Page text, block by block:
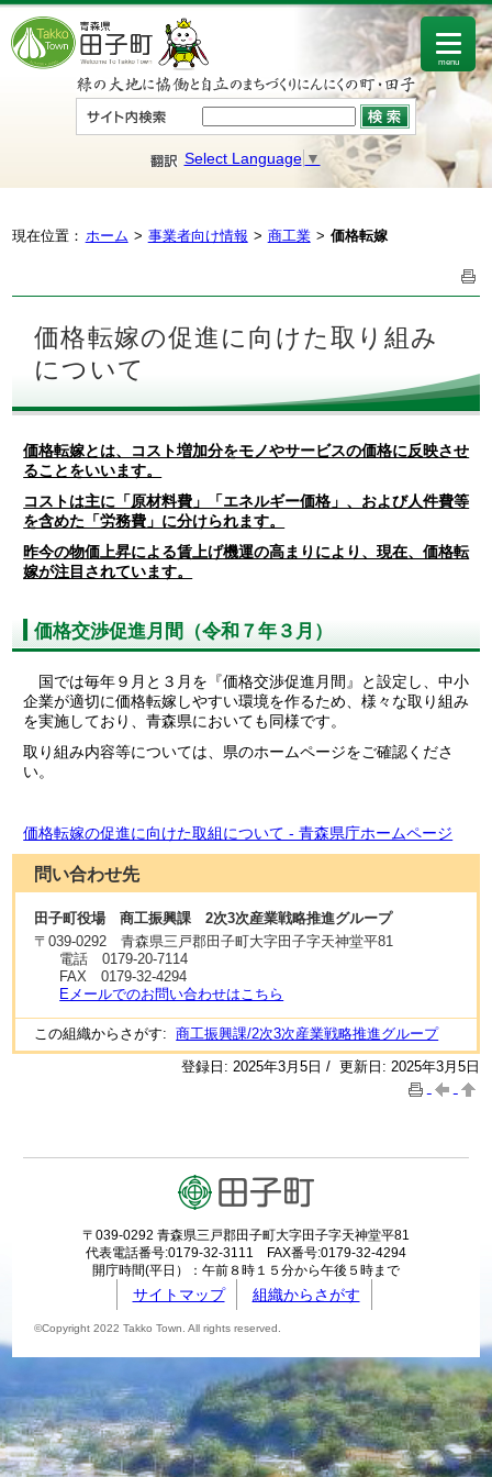
Select Language ▼
menu
現在位置： ホーム 事業者向け情報 商工業 価格転嫁
価格転嫁の促進に向けた取り組み
について
価格転嫁とは、コスト増加分をモノやサービスの価格に反映させ
ることをいいます。
コストは主に「原材料費」「エネルギー価格」、および人件費等
を含めた「労務費」に分けられます。
昨今の物価上昇による賃上げ機運の高まりにより、現在、価格転
嫁が注目されています。
価格交渉促進月間（令和７年３月）
国では毎年９月と３月を『価格交渉促進月間』と設定し、中小
企業が適切に価格転嫁しやすい環境を作るため、様々な取り組み
を実施しており、青森県においても同様です。
取り組み内容等については、県のホームページをご確認くださ
い。
価格転嫁の促進に向けた取組について - 青森県庁ホームページ
問い合わせ先
田子町役場 商工振興課 2次3次産業戦略推進グループ
〒039-0292
青森県三戸郡田子町大字田子字天神堂平81
電話0179-20-7114
FAX0179-32-4294
Eメールでのお問い合わせはこちら
この組織からさがす:商工振興課/2次3次産業戦略推進グループ
登録日: 2025年3月5日 / 更新日: 2025年3月5日
〒039-0292 青森県三戸郡田子町大字田子字天神堂平81
代表電話番号:0179-32-3111 FAX番号:0179-32-4294
開庁時間(平日）：午前８時１５分から午後５時まで
サイトマップ 組織からさがす
©Copyright 2022 Takko Town. All rights reserved.